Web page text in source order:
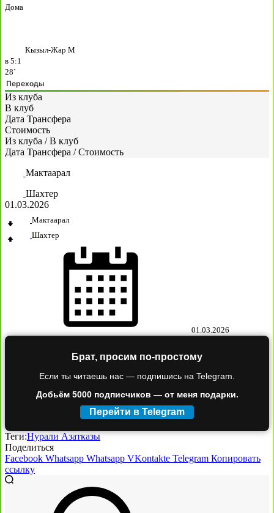
Дома
Кызыл-Жар М
в 5:1
28`
Переходы
Из клуба
В клуб
Дата Трансфера
Стоимость
Из клуба / В клуб
Дата Трансфера / Стоимость
Мактаарал
Шахтер
01.03.2026
Мактаарал
Шахтер
01.03.2026
Брат, просим по-простому
Если ты читаешь нас — подпишись на Telegram.
Добьём 5000 подписчиков — от меня подарки.
Перейти в Telegram
Теги:Нурали Азатказы
Поделиться
Facebook Whatsapp Whatsapp VKontakte Telegram Копировать
ссылку